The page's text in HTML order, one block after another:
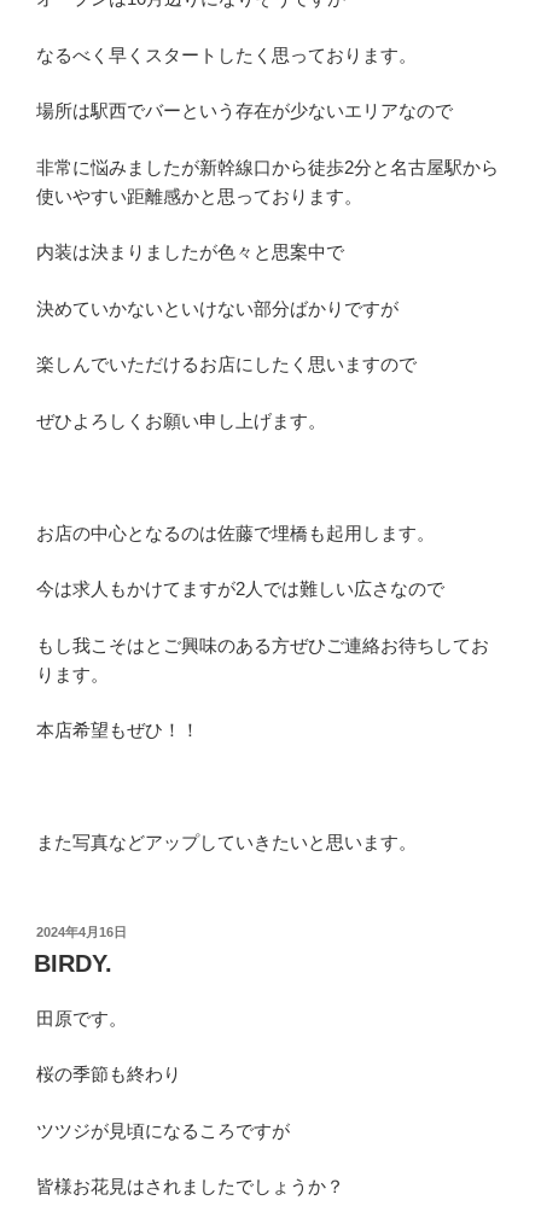
なるべく早くスタートしたく思っております。
場所は駅西でバーという存在が少ないエリアなので
非常に悩みましたが新幹線口から徒歩2分と名古屋駅から
使いやすい距離感かと思っております。
内装は決まりましたが色々と思案中で
決めていかないといけない部分ばかりですが
楽しんでいただけるお店にしたく思いますので
ぜひよろしくお願い申し上げます。
お店の中心となるのは佐藤で埋橋も起用します。
今は求人もかけてますが2人では難しい広さなので
もし我こそはとご興味のある方ぜひご連絡お待ちしてお
ります。
本店希望もぜひ！！
また写真などアップしていきたいと思います。
投
稿
日:
2024年4月16日
BIRDY.
田原です。
桜の季節も終わり
ツツジが見頃になるころですが
皆様お花見はされましたでしょうか？